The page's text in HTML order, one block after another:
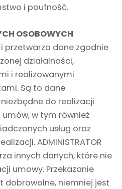
i poufność.
OSOBOWYCH
i przetwarza dane zgodnie
działalności,
i realizowanymi
Są to dane
do realizacji
umów, w tym również
usług oraz
ADMINISTRATOR
innych danych, które nie
umowy. Przekazanie
dobrowolne, niemniej jest